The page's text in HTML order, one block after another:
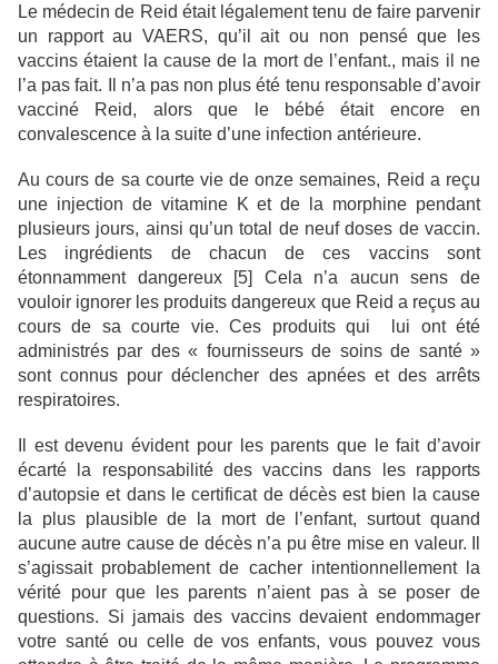
Le médecin de Reid était légalement tenu de faire parvenir
un rapport au VAERS, qu’il ait ou non pensé que les
vaccins étaient la cause de la mort de l’enfant., mais il ne
l’a pas fait. Il n’a pas non plus été tenu responsable d’avoir
vacciné Reid, alors que le bébé était encore en
convalescence à la suite d’une infection antérieure.
Au cours de sa courte vie de onze semaines, Reid a reçu
une injection de vitamine K et de la morphine pendant
plusieurs jours, ainsi qu’un total de neuf doses de vaccin.
Les ingrédients de chacun de ces vaccins sont
étonnamment dangereux [5] Cela n’a aucun sens de
vouloir ignorer les produits dangereux que Reid a reçus au
cours de sa courte vie. Ces produits qui lui ont été
administrés par des « fournisseurs de soins de santé »
sont connus pour déclencher des apnées et des arrêts
respiratoires.
Il est devenu évident pour les parents que le fait d’avoir
écarté la responsabilité des vaccins dans les rapports
d’autopsie et dans le certificat de décès est bien la cause
la plus plausible de la mort de l’enfant, surtout quand
aucune autre cause de décès n’a pu être mise en valeur. Il
s’agissait probablement de cacher intentionnellement la
vérité pour que les parents n’aient pas à se poser de
questions. Si jamais des vaccins devaient endommager
votre santé ou celle de vos enfants, vous pouvez vous